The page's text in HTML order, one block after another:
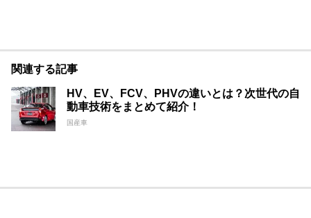
関連する記事
HV、EV、FCV、PHVの違いとは？次世代の自
動車技術をまとめて紹介！
国産車